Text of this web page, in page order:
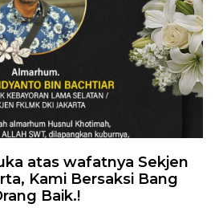
atas wafatnya Sekjen
Kami Bersaksi Bang
Baik.!